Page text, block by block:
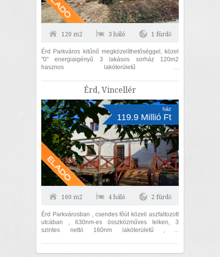
120 m2 3 háló 1 fürdő
Érd Parkváros kitűnő megközelíthetőséggel, közel
"0" energiaigényű 3 lakásos sorház 120m2
hasznos lakóterületű 3
KÜLÖN UTCAFRONTI...
Érd, Vincellér
ház
119.9 Millió Ft
160 m2 4 háló 2 fürdő
Érd Parkvárosban , csendes főút közeli aszfaltozott
utcában , 630nm-es összközműves telken, 3
szintes nettó 160nm lakóterületű , 4
20nm-es...